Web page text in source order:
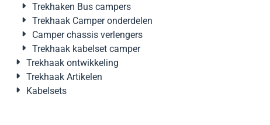
Trekhaken Bus campers
Trekhaak Camper onderdelen
Camper chassis verlengers
Trekhaak kabelset camper
Trekhaak ontwikkeling
Trekhaak Artikelen
Kabelsets